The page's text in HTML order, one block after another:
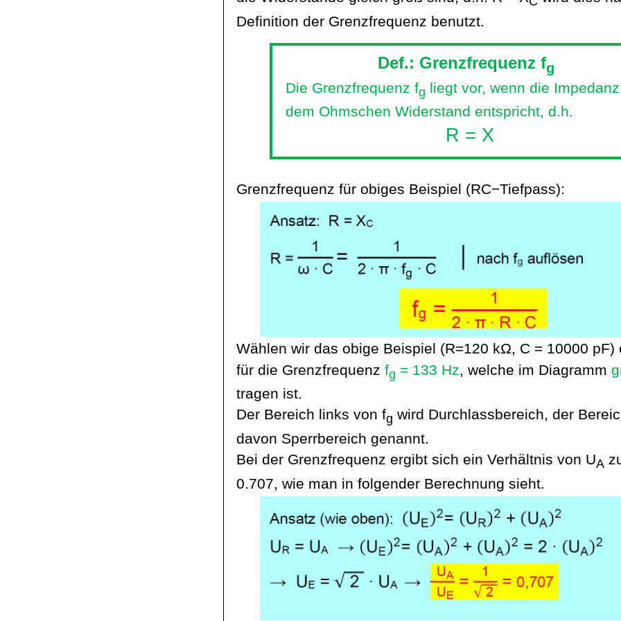
Definition der Grenzfrequenz benutzt.
Def.: Grenzfrequenz fg
Die Grenzfrequenz fg liegt vor, wenn die
dem Ohmschen Widerstand entspricht, d.h.
R = X
Grenzfrequenz für obiges Beispiel (RC−Tiefpass):
Wählen wir das obige Beispiel (R=120 kΩ, C = 10000 pF)
für die Grenzfrequenzfg = 133 Hz, welche im Diagramm
tragen ist.
Der Bereich links vonfg wird Durchlassbereich, der
davon Sperrbereich genannt.
Bei der Grenzfrequenz ergibt sich ein Verhältnis von UA
0.707, wie man in folgender Berechnung sieht.